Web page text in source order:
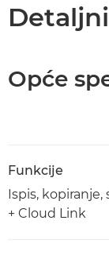
Opće
Funkcije
Ispis, kopiranje,
+ Cloud Link